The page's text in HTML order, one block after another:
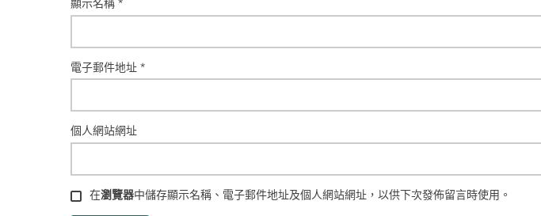
顯示名稱 *
電子郵件地址 *
個人網站網址
在瀏覽器中儲存顯示名稱、電子郵件地址及個人網站網址，以供下次發佈留言時使用。